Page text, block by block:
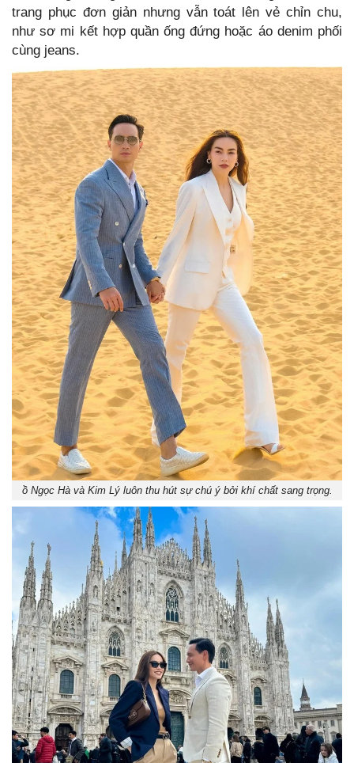
trang phục đơn giản nhưng vẫn toát lên vẻ chỉn chu,
như sơ mi kết hợp quần ống đứng hoặc áo denim phối
cùng jeans.
ồ Ngọc Hà và Kim Lý luôn thu hút sự chú ý bởi khí chất sang trọng.